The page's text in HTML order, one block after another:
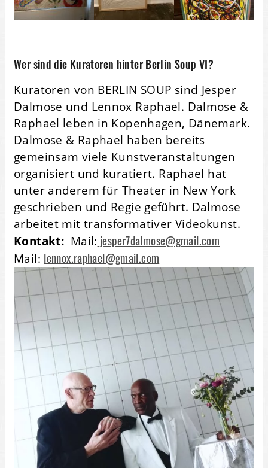
Wer sind die Kuratoren hinter Berlin Soup VI?
Kuratoren von BERLIN SOUP sind Jesper
Dalmose und Lennox Raphael. Dalmose &
Raphael leben in Kopenhagen, Dänemark.
Dalmose & Raphael haben bereits
gemeinsam viele Kunstveranstaltungen
organisiert und kuratiert. Raphael hat
unter anderem für Theater in New York
geschrieben und Regie geführt. Dalmose
arbeitet mit transformativer Videokunst.
Kontakt: Mail: jesper7dalmose@gmail.com
Mail: lennox.raphael@gmail.com